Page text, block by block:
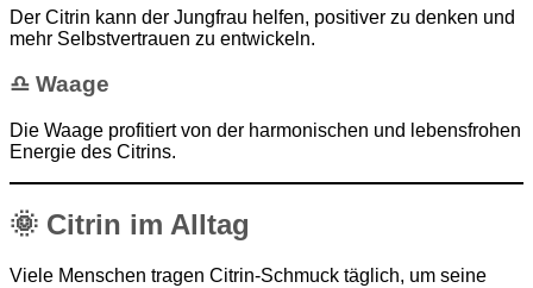
Der Citrin kann der Jungfrau helfen, positiver zu denken und
mehr Selbstvertrauen zu entwickeln.
♎ Waage
Die Waage profitiert von der harmonischen und lebensfrohen
Energie des Citrins.
🌞 Citrin im Alltag
Viele Menschen tragen Citrin-Schmuck täglich, um seine